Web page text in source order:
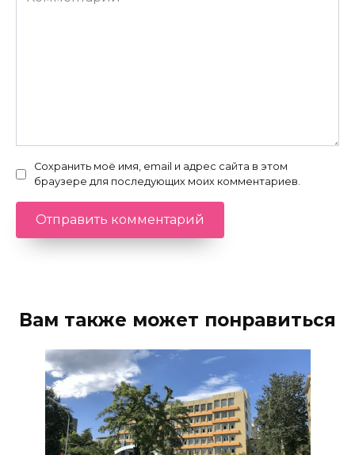
Сохранить моё имя, email и адрес сайта в этом
браузере для последующих моих комментариев.
Вам также может понравиться